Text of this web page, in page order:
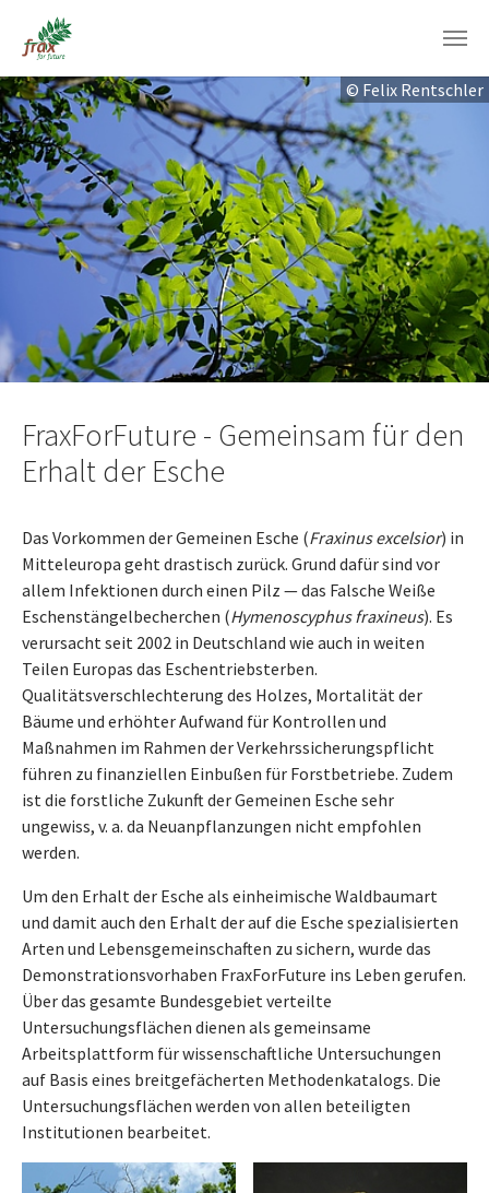
Zum Hauptinhalt springen © Felix Rentschler
FraxForFuture - Gemeinsam für den
Erhalt der Esche
Das Vorkommen der Gemeinen Esche (Fraxinus excelsior) in
Mitteleuropa geht drastisch zurück. Grund dafür sind vor
allem Infektionen durch einen Pilz — das Falsche Weiße
Eschenstängelbecherchen (Hymenoscyphus fraxineus). Es
verursacht seit 2002 in Deutschland wie auch in weiten
Teilen Europas das Eschentriebsterben.
Qualitätsverschlechterung des Holzes, Mortalität der
Bäume und erhöhter Aufwand für Kontrollen und
Maßnahmen im Rahmen der Verkehrssicherungspflicht
führen zu finanziellen Einbußen für Forstbetriebe. Zudem
ist die forstliche Zukunft der Gemeinen Esche sehr
ungewiss, v. a. da Neuanpflanzungen nicht empfohlen
werden.
Um den Erhalt der Esche als einheimische Waldbaumart
und damit auch den Erhalt der auf die Esche spezialisierten
Arten und Lebensgemeinschaften zu sichern, wurde das
Demonstrationsvorhaben FraxForFuture ins Leben gerufen.
Über das gesamte Bundesgebiet verteilte
Untersuchungsflächen dienen als gemeinsame
Arbeitsplattform für wissenschaftliche Untersuchungen
auf Basis eines breitgefächerten Methodenkatalogs. Die
Untersuchungsflächen werden von allen beteiligten
Institutionen bearbeitet.